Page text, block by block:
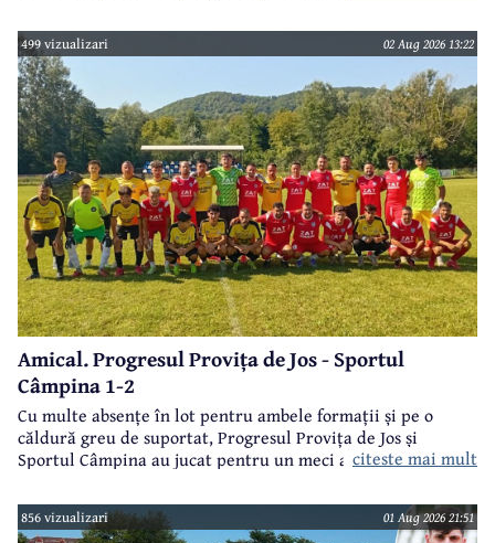
499 vizualizari 02 Aug 2026 13:22
Amical. Progresul Provița de Jos - Sportul
Câmpina 1-2
Cu multe absențe în lot pentru ambele formații și pe o
căldură greu de suportat, Progresul Provița de Jos și
Sportul Câmpina au jucat pentru un meci amical.citeste mai mult
856 vizualizari 01 Aug 2026 21:51